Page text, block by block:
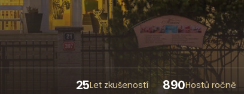
25Let zkušeností 890Hostů ročně